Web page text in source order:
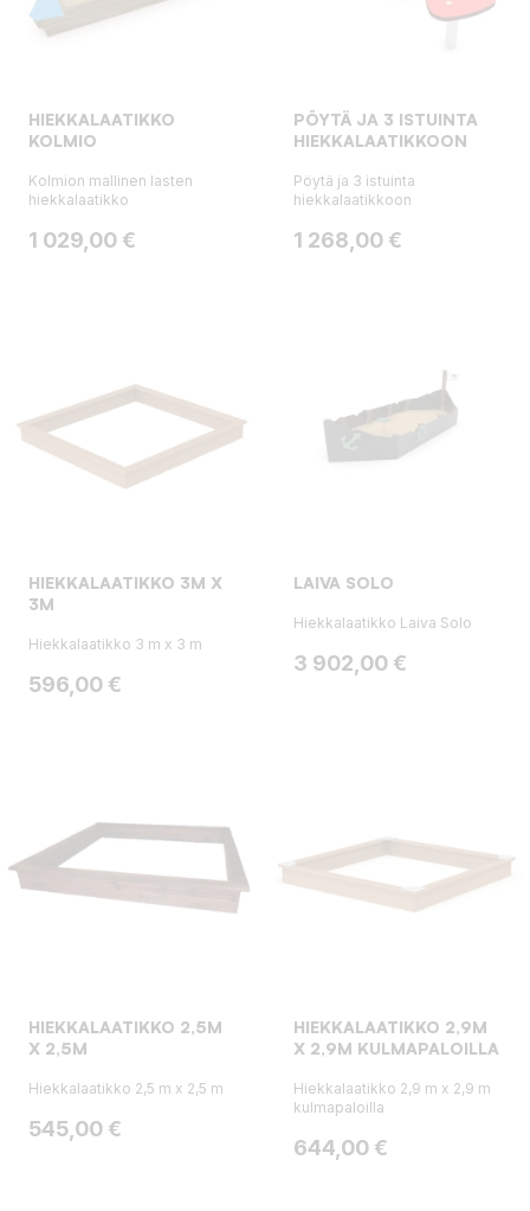
HIEKKALAATIKKO
KOLMIO
Kolmion mallinen lasten
hiekkalaatikko
Hinta
1 029,00 €
PÖYTÄ JA 3 ISTUINTA
HIEKKALAATIKKOON
Pöytä ja 3 istuinta
hiekkalaatikkoon
Hinta
1 268,00 €
HIEKKALAATIKKO 3M X
3M
Hiekkalaatikko 3 m x 3 m
Hinta
596,00 €
LAIVA SOLO
Hiekkalaatikko Laiva Solo
Hinta
3 902,00 €
HIEKKALAATIKKO 2,5M
X 2,5M
Hiekkalaatikko 2,5 m x 2,5 m
Hinta
545,00 €
HIEKKALAATIKKO 2,9M
X 2,9M KULMAPALOILLA
Hiekkalaatikko 2,9 m x 2,9 m
kulmapaloilla
Hinta
644,00 €